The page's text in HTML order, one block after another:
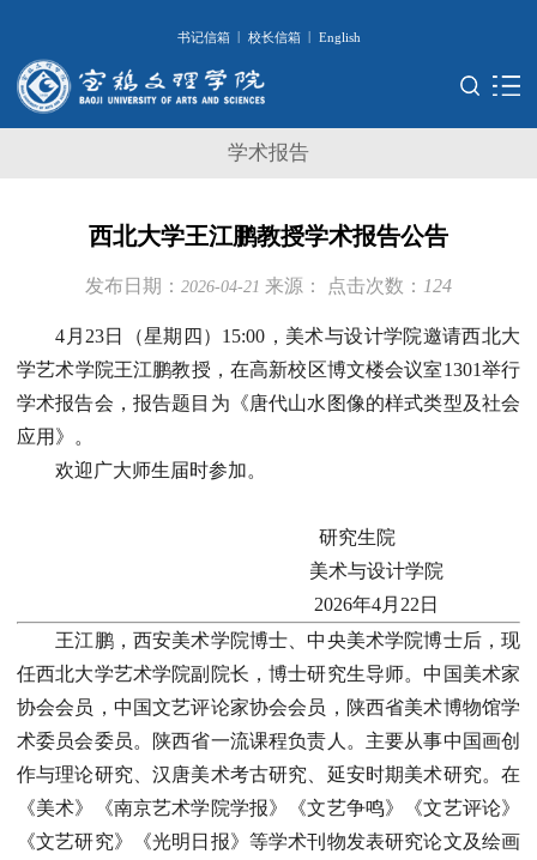
书记信箱 | 校长信箱 | English
学术报告
西北大学王江鹏教授学术报告公告
发布日期： 2026-04-21 来源： 点击次数： 124
4月23日（星期四）15:00，美术与设计学院邀请西北大
学艺术学院王江鹏教授，在高新校区博文楼会议室1301举行
学术报告会，报告题目为《唐代山水图像的样式类型及社会
应用》。
欢迎广大师生届时参加。
研究生院
美术与设计学院
2026年4月22日
王江鹏，西安美术学院博士、中央美术学院博士后，现
任西北大学艺术学院副院长，博士研究生导师。中国美术家
协会会员，中国文艺评论家协会会员，陕西省美术博物馆学
术委员会委员。陕西省一流课程负责人。主要从事中国画创
作与理论研究、汉唐美术考古研究、延安时期美术研究。在
《美术》《南京艺术学院学报》《文艺争鸣》《文艺评论》
《文艺研究》《光明日报》等学术刊物发表研究论文及绘画